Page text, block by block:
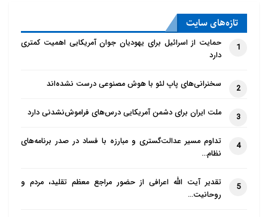
تازه‌‌های سایت
1
حمایت از اسرائیل برای یهودیان جوان آمریکایی اهمیت کمتری
دارد
2 سخنرانی‌های پاپ لئو با هوش مصنوعی درست نشده‌اند
3 ملت ایران برای دشمن آمریکایی درس‌های فراموش‌نشدنی دارد
4
تداوم مسیر عدالت‌گستری و مبارزه با فساد در صدر برنامه‌های
نظام…
5
تقدیر آیت الله اعرافی از حضور مراجع معظم تقلید، مردم و
روحانیت…